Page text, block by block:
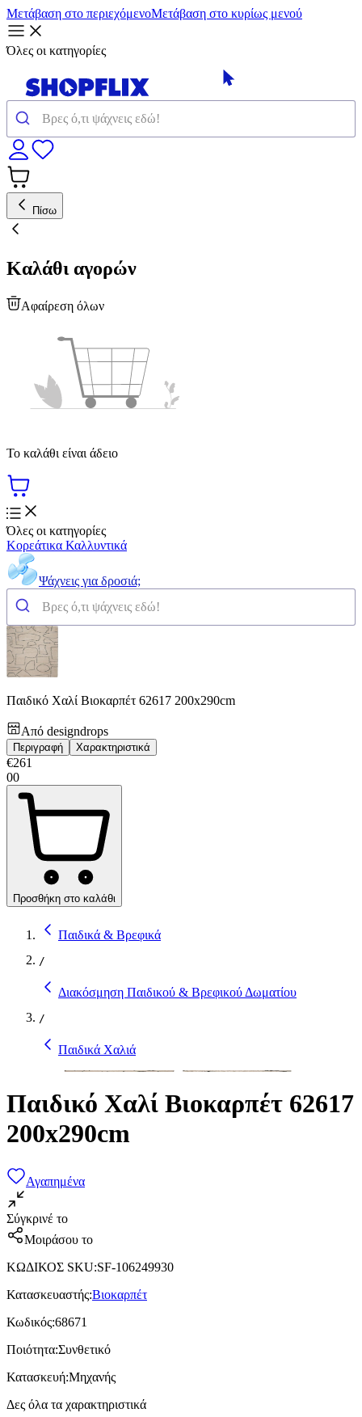
Μετάβαση στο περιεχόμενοΜετάβαση στο κυρίως μενού
Όλες οι κατηγορίες
Πίσω
Καλάθι αγορών
Αφαίρεση όλων
Το καλάθι είναι άδειο
Όλες οι κατηγορίες
Κορεάτικα Καλλυντικά
Ψάχνεις για δροσιά;
Παιδικό Χαλί Βιοκαρπέτ 62617 200x290cm
Από designdrops
Περιγραφή Χαρακτηριστικά
€261
00
Προσθήκη στο καλάθι
Παιδικά & Βρεφικά
/
Διακόσμηση Παιδικού & Βρεφικού Δωματίου
/
Παιδικά Χαλιά
Παιδικό Χαλί Βιοκαρπέτ 62617
200x290cm
Αγαπημένα
Σύγκρινέ το
Μοιράσου το
ΚΩΔΙΚΟΣ SKU:SF-106249930
Κατασκευαστής:Βιοκαρπέτ
Κωδικός:68671
Ποιότητα:Συνθετικό
Κατασκευή:Μηχανής
Δες όλα τα χαρακτηριστικά